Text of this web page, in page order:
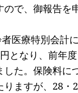
ので、御報告を
医療特別会計
となり、前年
した。保険料に
ますが、 28 ・